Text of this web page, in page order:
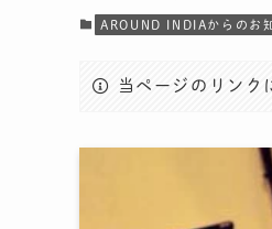
AROUND INDIAからのお
当ページのリンク